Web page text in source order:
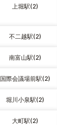
上堀駅(2)
不二越駅(2)
南富山駅(2)
国際会議場前駅(2)
堀川小泉駅(2)
大町駅(2)